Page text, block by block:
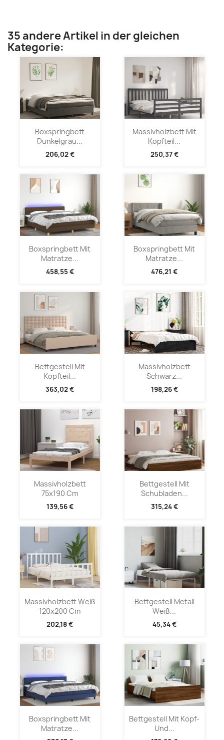
35 andere Artikel in der gleichen
Kategorie:
Boxspringbett
Dunkelgrau...
206,02 €
Massivholzbett Mit
Kopfteil...
250,37 €
Boxspringbett Mit
Matratze...
458,55 €
Boxspringbett Mit
Matratze...
476,21 €
Bettgestell Mit
Kopfteil...
363,02 €
Massivholzbett
Schwarz...
198,26 €
Massivholzbett
75x190 Cm
139,56 €
Bettgestell Mit
Schubladen...
315,24 €
Massivholzbett Weiß
120x200 Cm
202,18 €
Bettgestell Metall
Weiß...
45,34 €
Boxspringbett Mit
Matratze...
Bettgestell Mit Kopf-
Und...